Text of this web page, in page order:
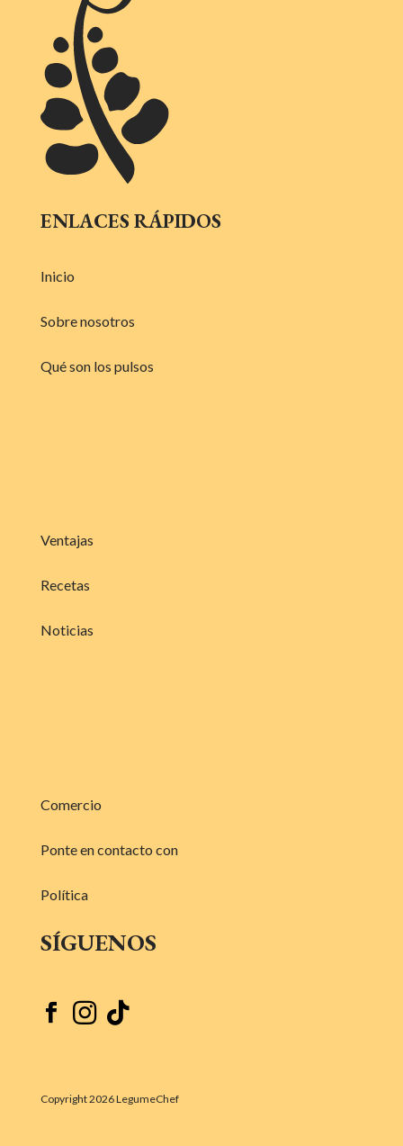
ENLACES RÁPIDOS
Inicio
Sobre nosotros
Qué son los pulsos
Ventajas
Recetas
Noticias
Comercio
Ponte en contacto con
Política
SÍGUENOS
  
Copyright 2026 LegumeChef